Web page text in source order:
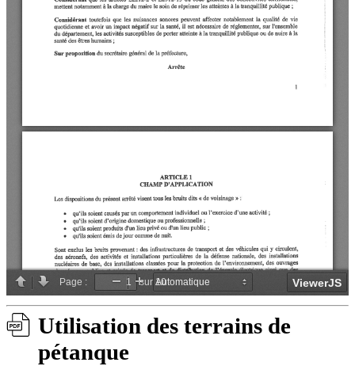
Utilisation des terrains de
pétanque